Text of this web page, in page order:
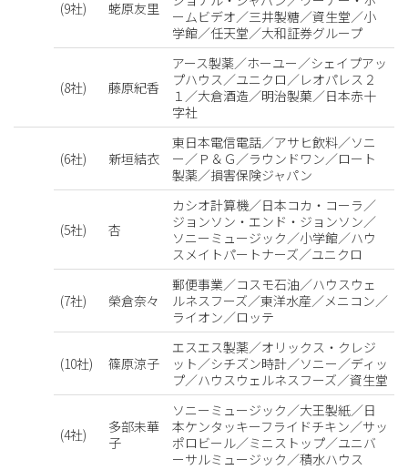
(9社) 蛯原友里
ームビデオ／三井製糖／資生堂／小
学館／任天堂／大和証券グループ
(8社) 藤原紀香
アース製薬／ホーユー／シェイプアッ
プハウス／ユニクロ／レオパレス２
１／大倉酒造／明治製菓／日本赤十
字社
(6社) 新垣結衣
東日本電信電話／アサヒ飲料／ソニ
ー／Ｐ＆Ｇ／ラウンドワン／ロート
製薬／損害保険ジャパン
(5社) 杏
カシオ計算機／日本コカ・コーラ／
ジョンソン・エンド・ジョンソン／
ソニーミュージック／小学館／ハウ
スメイトパートナーズ／ユニクロ
(7社) 榮倉奈々
郵便事業／コスモ石油／ハウスウェ
ルネスフーズ／東洋水産／メニコン／
ライオン／ロッテ
(10社) 篠原涼子
エスエス製薬／オリックス・クレジ
ット／シチズン時計／ソニー／ディッ
プ／ハウスウェルネスフーズ／資生堂
(4社)
多部未華
子
ソニーミュージック／大王製紙／日
本ケンタッキーフライドチキン／サッ
ポロビール／ミニストップ／ユニバ
ーサルミュージック／積水ハウス